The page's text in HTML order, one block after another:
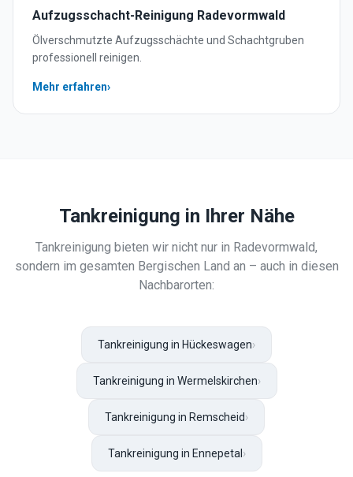
Aufzugsschacht-Reinigung Radevormwald
Ölverschmutzte Aufzugsschächte und Schachtgruben
professionell reinigen.
Mehr erfahren›
Tankreinigung in Ihrer Nähe
Tankreinigung bieten wir nicht nur in Radevormwald,
sondern im gesamten Bergischen Land an – auch in diesen
Nachbarorten:
Tankreinigung in Hückeswagen›
Tankreinigung in Wermelskirchen›
Tankreinigung in Remscheid›
Tankreinigung in Ennepetal ›